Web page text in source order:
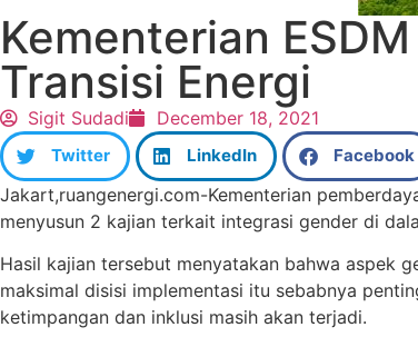
Kementerian
Transisi Energi
Sigit Sudadi December 18, 2021
Twitter LinkedIn Facebook
Jakart,ruangenergi.com-Kementerian
menyusun 2 kajian terkait integrasi gender di
Hasil kajian tersebut menyatakan bahwa aspek
maksimal disisi implementasi itu sebabnya
ketimpangan dan inklusi masih akan terjadi.